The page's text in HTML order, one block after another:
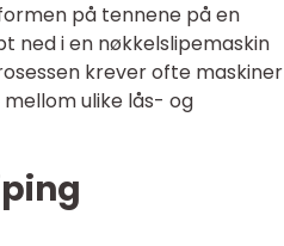
på tennene på en
ned i en nøkkelslipemaskin
krever ofte maskiner
ulike lås- og